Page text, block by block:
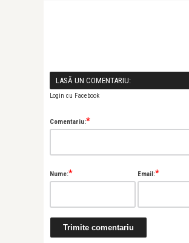
LASĂ UN COMENTARIU:
Login cu Facebook
Comentariu:*
Nume:* Email:*